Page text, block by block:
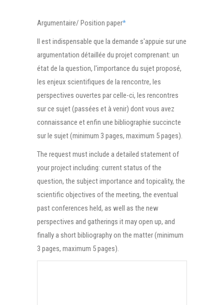
Argumentaire/ Position paper*
Il est indispensable que la demande s'appuie sur une
argumentation détaillée du projet comprenant: un
état de la question, l'importance du sujet proposé,
les enjeux scientifiques de la rencontre, les
perspectives ouvertes par celle-ci, les rencontres
sur ce sujet (passées et à venir) dont vous avez
connaissance et enfin une bibliographie succincte
sur le sujet (minimum 3 pages, maximum 5 pages).
The request must include a detailed statement of
your project including: current status of the
question, the subject importance and topicality, the
scientific objectives of the meeting, the eventual
past conferences held, as well as the new
perspectives and gatherings it may open up, and
finally a short bibliography on the matter (minimum
3 pages, maximum 5 pages).